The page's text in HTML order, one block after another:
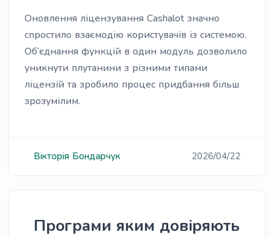
Оновлення ліцензування Cashalot значно
спростило взаємодію користувачів із системою.
Об’єднання функцій в один модуль дозволило
уникнути плутанини з різними типами
ліцензій та зробило процес придбання більш
зрозумілим.
Вікторія Бондарчук 2026/04/22
Програми яким довіряють